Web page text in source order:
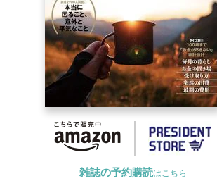
雑誌の予約購読はこちら